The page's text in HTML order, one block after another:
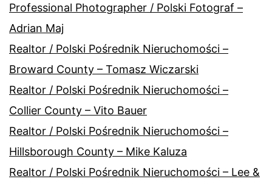
Professional Photographer / Polski Fotograf –
Adrian Maj
Realtor / Polski Pośrednik Nieruchomości –
Broward County – Tomasz Wiczarski
Realtor / Polski Pośrednik Nieruchomości –
Collier County – Vito Bauer
Realtor / Polski Pośrednik Nieruchomości –
Hillsborough County – Mike Kaluza
Realtor / Polski Pośrednik Nieruchomości – Lee &